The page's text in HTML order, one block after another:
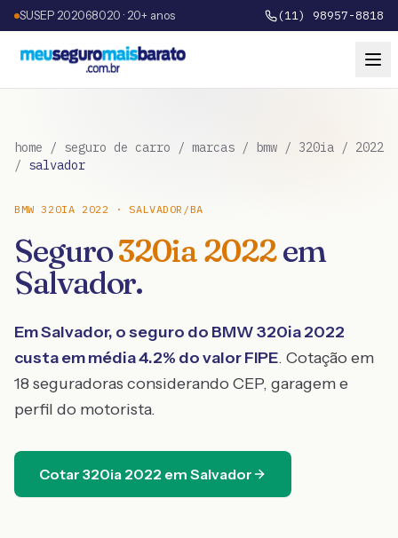
SUSEP 202068020 · 20+ anos (11) 98957-8818
home / seguro de carro / marcas / bmw / 320ia / 2022
/ salvador
BMW 320IA 2022 ·SALVADOR /BA
Seguro320ia2022em
Salvador.
EmSalvador, o seguro do BMW320ia2022
custa em média4.2% do valor FIPE. Cotação em
18 seguradoras considerando CEP, garagem e
perfil do motorista.
Cotar 320ia 2022 em Salvador